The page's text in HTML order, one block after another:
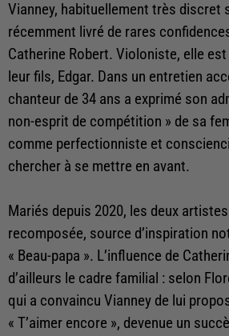
Vianney, habituellement très discret
récemment livré de rares
Catherine Robert. Violoniste, elle
leur fils, Edgar. Dans un entretien
chanteur de 34 ans a exprimé son
non-esprit de compétition » de sa
comme perfectionniste et
chercher à se mettre en avant.
Mariés depuis 2020, les deux
recomposée, source d’inspiration
« Beau-papa ». L’influence de
d’ailleurs le cadre familial : selon
qui a convaincu Vianney de lui
« T’aimer encore », devenue un